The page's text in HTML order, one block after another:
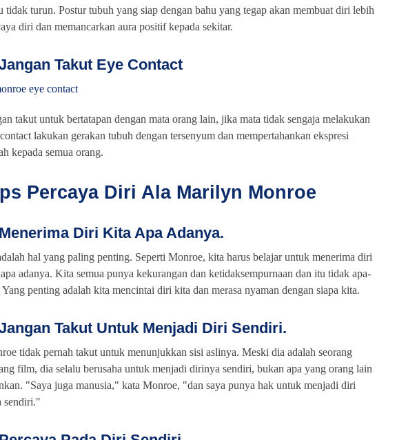
tidak turun. Postur tubuh yang siap dengan bahu yang tegap akan membuat diri lebih
diri dan memancarkan aura positif kepada sekitar.
Takut Eye Contact
takut untuk bertatapan dengan mata orang lain, jika mata tidak sengaja melakukan
lakukan gerakan tubuh dengan tersenyum dan mempertahankan ekspresi
kepada semua orang.
Percaya Diri Ala Marilyn Monroe
Diri Kita Apa Adanya.
hal yang paling penting. Seperti Monroe, kita harus belajar untuk menerima diri
adanya. Kita semua punya kekurangan dan ketidaksempurnaan dan itu tidak apa-
Yang penting adalah kita mencintai diri kita dan merasa nyaman dengan siapa kita.
Takut Untuk Menjadi Diri Sendiri.
tidak pernah takut untuk menunjukkan sisi aslinya. Meski dia adalah seorang
film, dia selalu berusaha untuk menjadi dirinya sendiri, bukan apa yang orang lain
"Saya juga manusia," kata Monroe, "dan saya punya hak untuk menjadi diri
sendiri."